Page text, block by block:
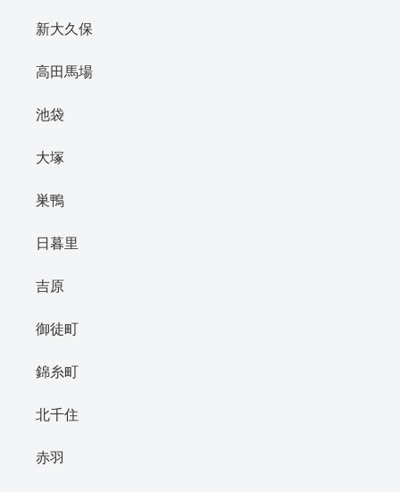
新大久保
高田馬場
池袋
大塚
巣鴨
日暮里
吉原
御徒町
錦糸町
北千住
赤羽